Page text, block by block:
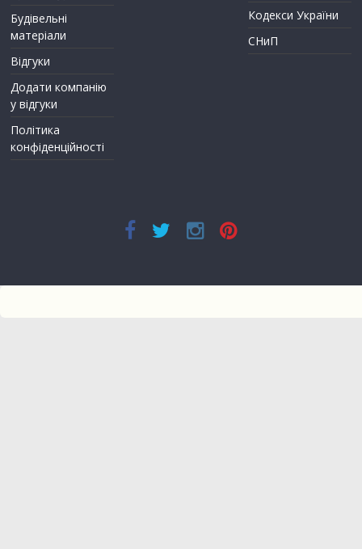
Будівельні
матеріали
Відгуки
Додати компанію
у відгуки
Політика
конфіденційності
Кодекси України
СНиП